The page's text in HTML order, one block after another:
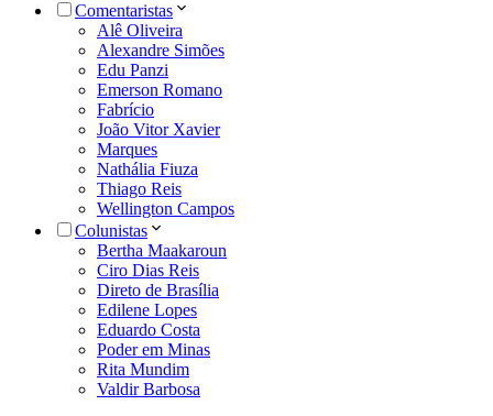
Comentaristas
Alê Oliveira
Alexandre Simões
Edu Panzi
Emerson Romano
Fabrício
João Vitor Xavier
Marques
Nathália Fiuza
Thiago Reis
Wellington Campos
Colunistas
Bertha Maakaroun
Ciro Dias Reis
Direto de Brasília
Edilene Lopes
Eduardo Costa
Poder em Minas
Rita Mundim
Valdir Barbosa